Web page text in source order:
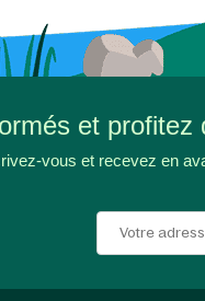
et
vous et recevez en